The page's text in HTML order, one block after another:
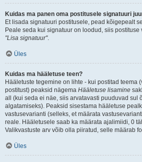
Kuidas ma panen oma postitusele signatuuri
Et lisada signatuuri postitusele, pead kõigepealt
Peale seda kui signatuur on loodud, siis
"Lisa signatuur".
Üles
Kuidas ma hääletuse teen?
Hääletuste tegemine on lihte - kui postitad teema
postitust) peaksid nägema Hääletuse lisamine
all (kui seda ei näe, siis arvatavasti puuduvad sul
algatamiseks). Peaksid sisestama hääletuse
vastusevarianti (selleks, et määrata
reale. Hääletusele saab ka määrata ajalimiidi, 0
Valikvastuste arv võib olla piiratud, selle määrab
Üles